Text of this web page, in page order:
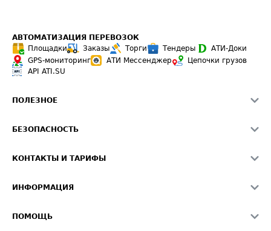
АВТОМАТИЗАЦИЯ ПЕРЕВОЗОК
Площадки
Заказы Торги Тендеры
АТИ-Доки
GPS-мониторинг
АТИ Мессенджер
Цепочки грузов
API ATI.SU
ПОЛЕЗНОЕ
Звезды ATI.SU на вашем сайте
Средние ставки
БЕЗОПАСНОСТЬ
Светофор+
О формировании Паспорта
КОНТАКТЫ И ТАРИФЫ
Реклама на сайте
ИНФОРМАЦИЯ
ПОМОЩЬ